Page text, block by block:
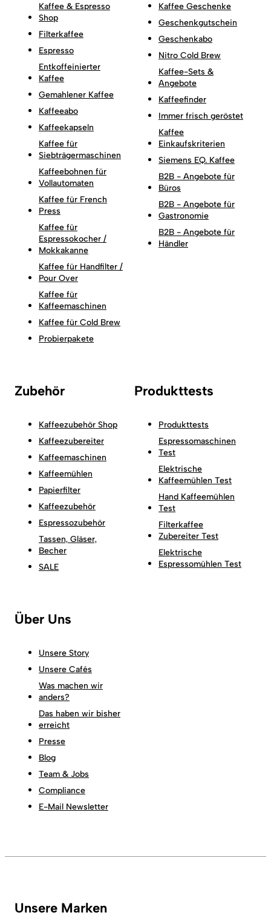
Kaffee & Espresso
Shop
Filterkaffee
Espresso
Entkoffeinierter
Kaffee
Gemahlener Kaffee
Kaffeeabo
Kaffeekapseln
Kaffee für
Siebträgermaschinen
Kaffeebohnen für
Vollautomaten
Kaffee für French
Press
Kaffee für
Espressokocher /
Mokkakanne
Kaffee für Handfilter /
Pour Over
Kaffee für
Kaffeemaschinen
Kaffee für Cold Brew
Probierpakete
Kaffee Geschenke
Geschenkgutschein
Geschenkabo
Nitro Cold Brew
Kaffee-Sets &
Angebote
Kaffeefinder
Immer frisch geröstet
Kaffee
Einkaufskriterien
Siemens EQ. Kaffee
B2B - Angebote für
Büros
B2B - Angebote für
Gastronomie
B2B - Angebote für
Händler
Zubehör
Kaffeezubehör Shop
Kaffeezubereiter
Kaffeemaschinen
Kaffeemühlen
Papierfilter
Kaffeezubehör
Espressozubehör
Tassen, Gläser,
Becher
SALE
Produkttests
Produkttests
Espressomaschinen
Test
Elektrische
Kaffeemühlen Test
Hand Kaffeemühlen
Test
Filterkaffee
Zubereiter Test
Elektrische
Espressomühlen Test
Über Uns
Unsere Story
Unsere Cafés
Was machen wir
anders?
Das haben wir bisher
erreicht
Presse
Blog
Team & Jobs
Compliance
E-Mail Newsletter
Unsere Marken